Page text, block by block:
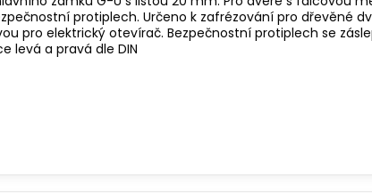
protiplech. Určeno k zafrézování pro dřevěné
pro elektrický otevírač. Bezpečnostní protiplech se
levá a pravá dle DIN